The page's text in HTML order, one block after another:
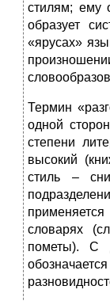
стилям; ему
образует
«ярусах»
Термин
одной
степени
высокий
стиль –
словарях
пометы). С